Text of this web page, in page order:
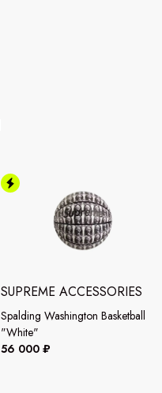
SUPREME ACCESSORIES
Spalding Washington Basketball
"White"
56 000 ₽